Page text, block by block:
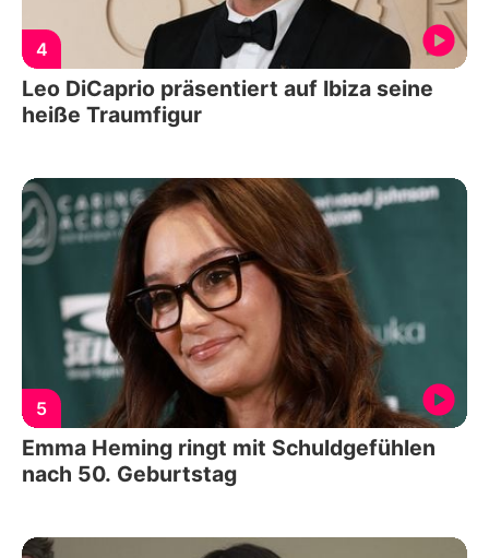
4
Leo DiCaprio präsentiert auf Ibiza seine
heiße Traumfigur
5
Emma Heming ringt mit Schuldgefühlen
nach 50. Geburtstag